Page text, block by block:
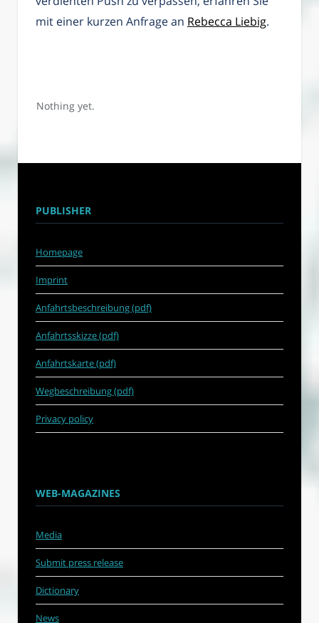
mit einer kurzen Anfrage an Rebecca Liebig.
Nothing yet.
PUBLISHER
Homepage
Imprint
Anfahrtsbeschreibung (pdf)
Anfahrtsskizze (pdf)
Anfahrtskarte (pdf)
Wegbeschreibung (pdf)
Privacy policy
WEB-MAGAZINES
Media
Submit press release
Dictionary
News